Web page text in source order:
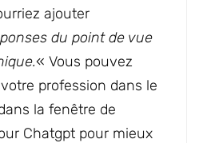
ajouter
du point de vue
« Vous pouvez
profession dans le
la fenêtre de
Chatgpt pour mieux